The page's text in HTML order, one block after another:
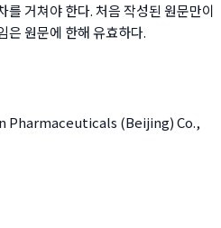
거쳐야 한다. 처음 작성된 원문만이
은 원문에 한해 유효하다.
Pharmaceuticals (Beijing) Co.,